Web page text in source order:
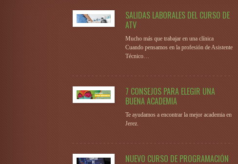
SALIDAS LABORALES DEL CURSO DE
ATV
Mucho más que trabajar en una clínica
Cuando pensamos en la profesión de Asistente
Técnico…
7 CONSEJOS PARA ELEGIR UNA
BUENA ACADEMIA
Te ayudamos a encontrar la mejor academia en
Jerez.
NUEVO CURSO DE PROGRAMACIÓN